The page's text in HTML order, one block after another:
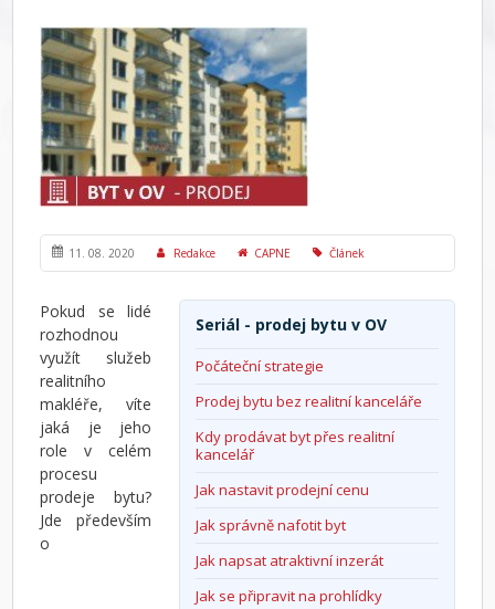
11. 08. 2020 Redakce CAPNE Článek
Seriál - prodej bytu v OV
Počáteční strategie
Prodej bytu bez realitní kanceláře
Kdy prodávat byt přes realitní
kancelář
Jak nastavit prodejní cenu
Jak správně nafotit byt
Jak napsat atraktivní inzerát
Jak se připravit na prohlídky
Pokud se lidé
rozhodnou
využít služeb
realitního
makléře, víte
jaká je jeho
role v celém
procesu
prodeje bytu?
Jde především
o